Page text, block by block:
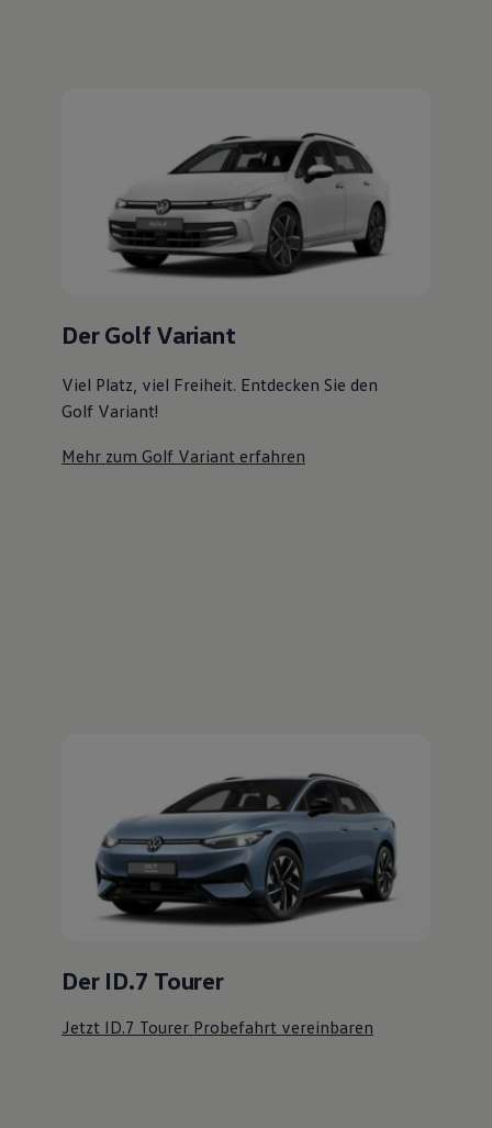
Live Beratung
Transport
Familie
Elektromobilität
Volkswagen R
Pannen- und Unfallhilfe
Der Golf Variant
Viel Platz, viel Freiheit. Entdecken Sie den
Golf Variant!
Mehr zum Golf Variant erfahren
Der ID.7 Tourer
Jetzt ID.7 Tourer Probefahrt vereinbaren